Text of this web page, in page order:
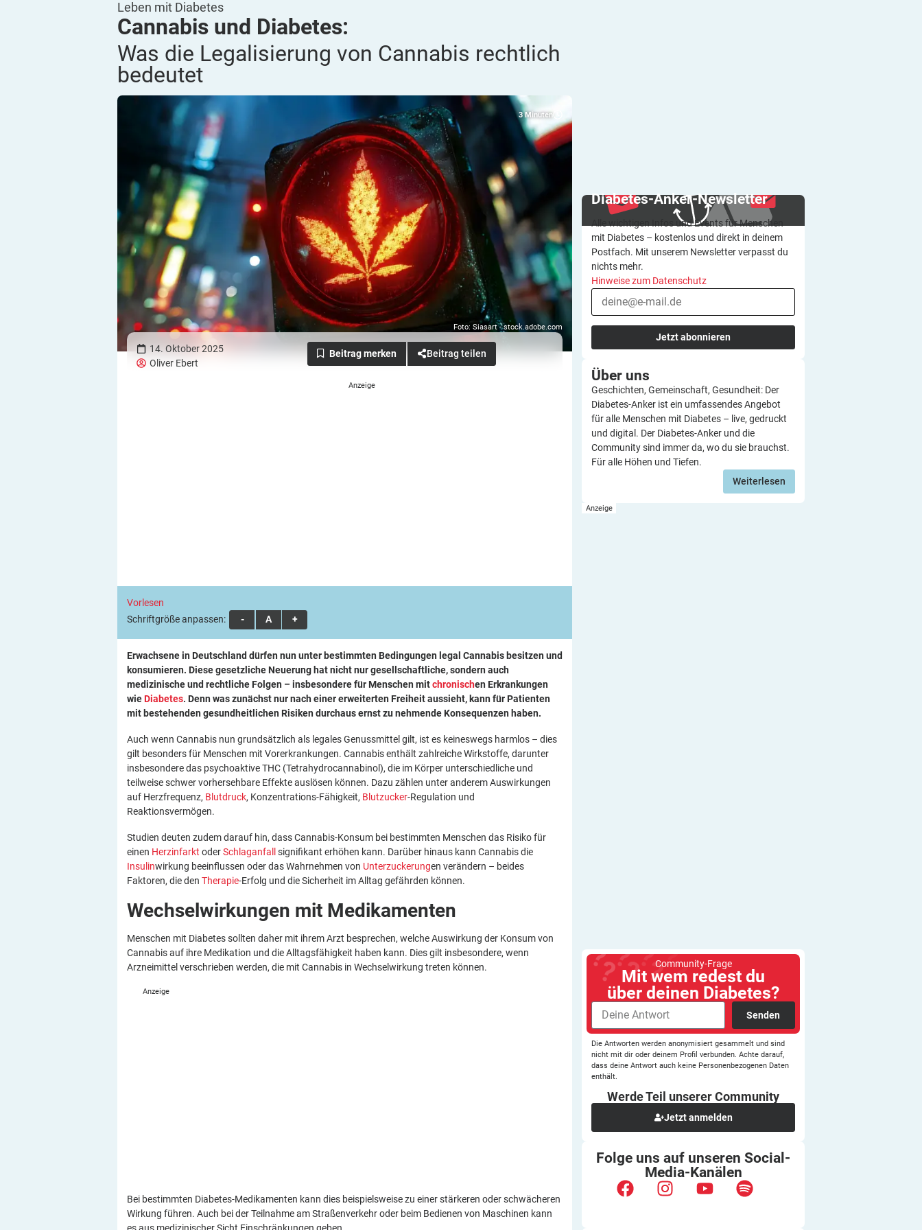
Leben mit Diabetes
Cannabis und Diabetes:
Was die Legalisierung von Cannabis rechtlich
bedeutet
3 Minuten
Foto: Siasart - stock.adobe.com
14. Oktober 2025
Oliver Ebert
Beitrag teilen
Vorlesen
Schriftgröße anpassen:
A A A
Erwachsene in Deutschland dürfen nun unter bestimmten Bedingungen legal Cannabis besitzen und
konsumieren. Diese gesetzliche Neuerung hat nicht nur gesellschaftliche, sondern auch
medizinische und rechtliche Folgen – insbesondere für Menschen mitchronischen Erkrankungen
wieDiabetes. Denn was zunächst nur nach einer erweiterten Freiheit aussieht, kann für Patienten
mit bestehenden gesundheitlichen Risiken durchaus ernst zu nehmende Konsequenzen haben.
Auch wenn Cannabis nun grundsätzlich als legales Genussmittel gilt, ist es keineswegs harmlos – dies
gilt besonders für Menschen mit Vorerkrankungen. Cannabis enthält zahlreiche Wirkstoffe, darunter
insbesondere das psychoaktive THC (Tetrahydrocannabinol), die im Körper unterschiedliche und
teilweise schwer vorhersehbare Effekte auslösen können. Dazu zählen unter anderem Auswirkungen
auf Herzfrequenz, Blutdruck, Konzentrations-Fähigkeit, Blutzucker-Regulation und
Reaktionsvermögen.
Studien deuten zudem darauf hin, dass Cannabis-Konsum bei bestimmten Menschen das Risiko für
einen Herzinfarkt oderSchlaganfallsignifikant erhöhen kann. Darüber hinaus kann Cannabis die
Insulinwirkung beeinflussen oder das Wahrnehmen von Unterzuckerungen verändern – beides
Faktoren, die den Therapie-Erfolg und die Sicherheit im Alltag gefährden können.
Wechselwirkungen mit Medikamenten
Menschen mit Diabetes sollten daher mit ihrem Arzt besprechen, welche Auswirkung der Konsum von
Cannabis auf ihre Medikation und die Alltagsfähigkeit haben kann. Dies gilt insbesondere, wenn
Arzneimittel verschrieben werden, die mit Cannabis in Wechselwirkung treten können.
Bei bestimmten Diabetes-Medikamenten kann dies beispielsweise zu einer stärkeren oder schwächeren
Wirkung führen. Auch bei der Teilnahme am Straßenverkehr oder beim Bedienen von Maschinen kann
Diabetes-Anker-Newsletter
Alle wichtigen Infos und Events für Menschen
mit Diabetes – kostenlos und direkt in deinem
Postfach. Mit unserem Newsletter verpasst du
nichts mehr.
Hinweise zum Datenschutz
Jetzt abonnieren
Über uns
Geschichten, Gemeinschaft, Gesundheit: Der
Diabetes-Anker ist ein umfassendes Angebot
für alle Menschen mit Diabetes – live, gedruckt
und digital. Der Diabetes-Anker und die
Community sind immer da, wo du sie brauchst.
Für alle Höhen und Tiefen.
Weiterlesen
Community-Frage
Mit wem redest du
über deinen Diabetes?
Senden
Die Antworten werden anonymisiert gesammelt und sind
nicht mit dir oder deinem Profil verbunden. Achte darauf,
dass deine Antwort auch keine Personenbezogenen Daten
enthält.
Werde Teil unsererCommunity
Jetzt anmelden
Folge uns auf unserenSocial-
Media-Kanälen